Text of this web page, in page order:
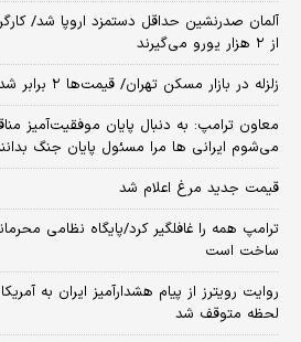
آلمان صدرنشین حداقل دستمزد اروپا شد/
از ۲ هزار یورو می‌گیرند
زلزله در بازار مسکن تهران/ قیمت‌ها ۲ برابر شد، خریدار ناپدید شد
معاون ترامپ: به دنبال پایان موفقیت‌آمیز
می‌شوم ایرانی ها مرا مسئول پایان جنگ
قیمت جدید مرغ اعلام شد
ترامپ همه را غافلگیر کرد/پایگاه نظامی
ساخت است
روایت رویترز از پیام هشدارآمیز ایران به
لحظه متوقف شد